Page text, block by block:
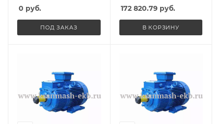
Петербурге, Спб
0 руб.
ПОД ЗАКАЗ
Петербурге, Спб
172 820.79руб.
В КОРЗИНУ